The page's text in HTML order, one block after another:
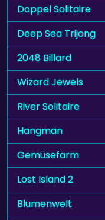
Doppel Solitaire
Deep Sea Trijong
2048 Billard
Wizard Jewels
River Solitaire
Hangman
Gemüsefarm
Lost Island 2
Blumenwelt